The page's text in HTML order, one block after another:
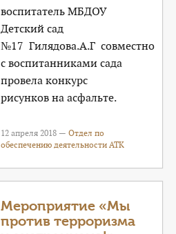
воспитатель МБДОУ
Детский сад
№17 Гилядова.А.Г совместно
с воспитанниками сада
провела конкурс
рисунков на асфальте.
12 апреля 2018 —Отдел по
обеспечению деятельности АТК
Мероприятие «Мы
против терроризма